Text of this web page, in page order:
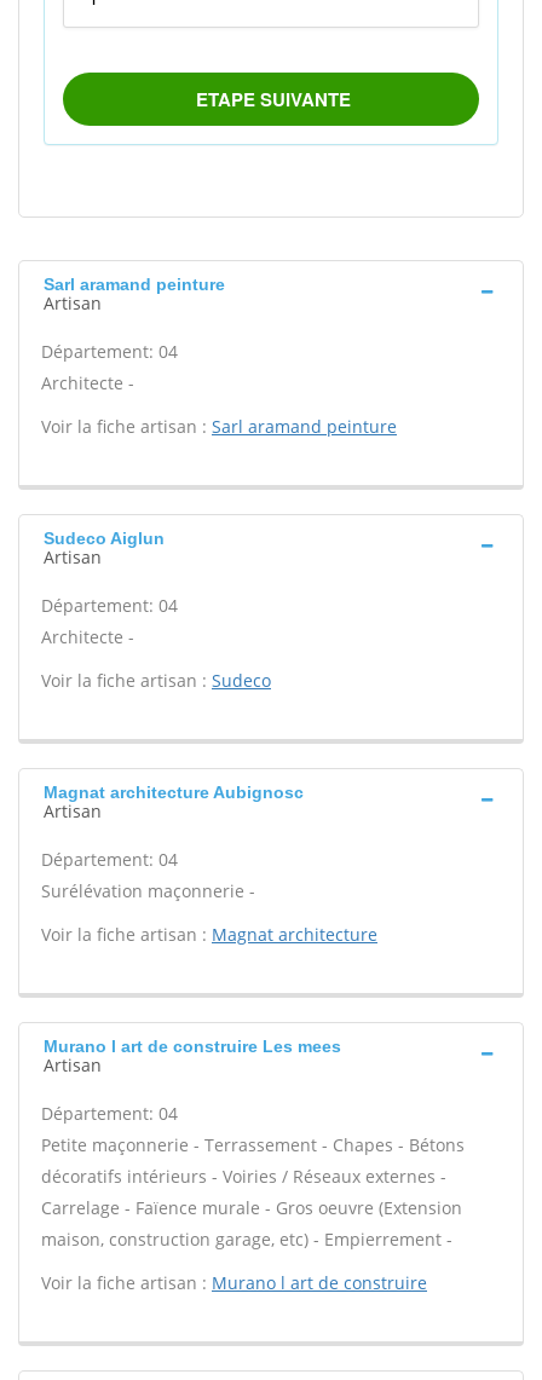
Sarl aramand peinture
Artisan
Département: 04
Architecte -
Voir la fiche artisan : Sarl aramand peinture
Sudeco Aiglun
Artisan
Département: 04
Architecte -
Voir la fiche artisan : Sudeco
Magnat architecture Aubignosc
Artisan
Département: 04
Surélévation maçonnerie -
Voir la fiche artisan : Magnat architecture
Murano l art de construire Les mees
Artisan
Département: 04
Petite maçonnerie - Terrassement - Chapes - Bétons
décoratifs intérieurs - Voiries / Réseaux externes -
Carrelage - Faïence murale - Gros oeuvre (Extension
maison, construction garage, etc) - Empierrement -
Voir la fiche artisan : Murano l art de construire